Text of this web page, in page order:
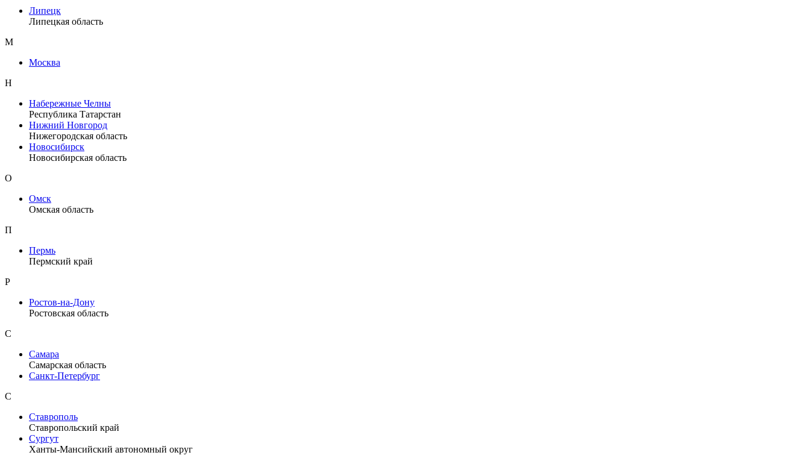
Липецк
Липецкая область
М
Москва
Н
Набережные Челны
Республика Татарстан
Нижний Новгород
Нижегородская область
Новосибирск
Новосибирская область
О
Омск
Омская область
П
Пермь
Пермский край
Р
Ростов-на-Дону
Ростовская область
С
Самара
Самарская область
Санкт-Петербург
С
Ставрополь
Ставропольский край
Сургут
Ханты-Мансийский автономный округ